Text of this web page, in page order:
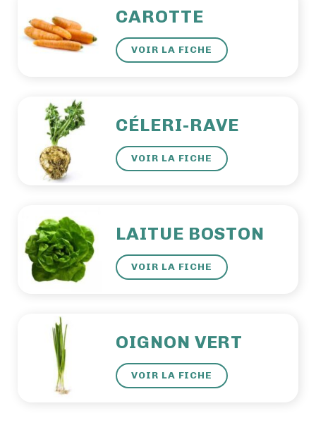
CAROTTE
VOIR LA FICHE
CÉLERI-RAVE
VOIR LA FICHE
LAITUE BOSTON
VOIR LA FICHE
OIGNON VERT
VOIR LA FICHE